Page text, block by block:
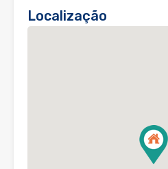
Localização